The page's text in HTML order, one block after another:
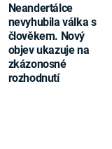
Neandertálce
nevyhubila válka s
člověkem. Nový
objev ukazuje na
zkázonosné
rozhodnutí